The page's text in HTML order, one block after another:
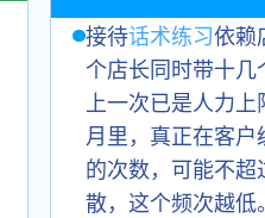
接待话术练习依赖
个店长同时带十
上一次已是人力
月里，真正在客
的次数，可能不
散，这个频次越低。